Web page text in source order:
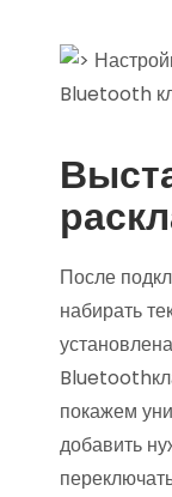
После
набирать
покажем
добавить